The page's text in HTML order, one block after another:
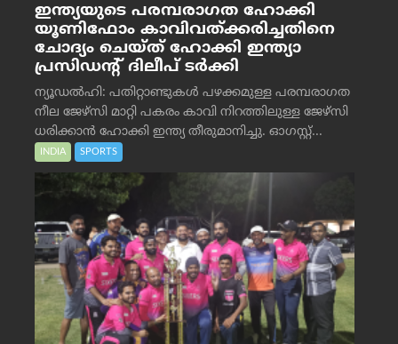
ഇന്ത്യയുടെ പരമ്പരാഗത ഹോക്കി
യൂണിഫോം കാവിവത്ക്കരിച്ചതിനെ
ചോദ്യം ചെയ്ത് ഹോക്കി ഇന്ത്യാ
പ്രസിഡന്റ് ദിലീപ് ടര്‍ക്കി
ന്യൂഡൽഹി: പതിറ്റാണ്ടുകൾ പഴക്കമുള്ള പരമ്പരാഗത
നീല ജേഴ്‌സി മാറ്റി പകരം കാവി നിറത്തിലുള്ള ജേഴ്‌സി
ധരിക്കാൻ ഹോക്കി ഇന്ത്യ തീരുമാനിച്ചു. ഓഗസ്റ്റ്...
INDIA SPORTS